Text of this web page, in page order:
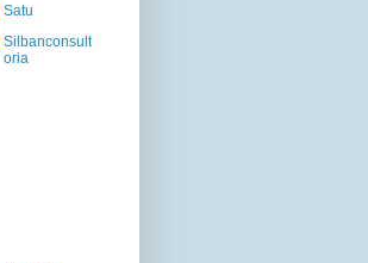
Satu
Silbanconsult
oria